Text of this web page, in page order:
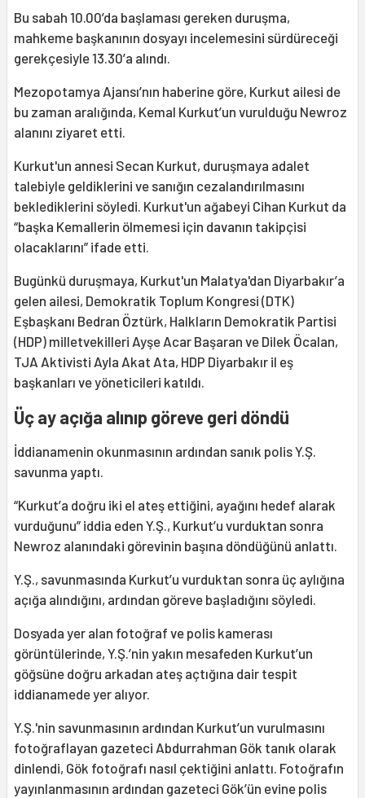
Bu sabah 10.00’da başlaması gereken duruşma,
mahkeme başkanının dosyayı incelemesini sürdüreceği
gerekçesiyle 13.30’a alındı.
Mezopotamya Ajansı’nın haberine göre, Kurkut ailesi de
bu zaman aralığında, Kemal Kurkut’un vurulduğu Newroz
alanını ziyaret etti.
Kurkut'un annesi Secan Kurkut, duruşmaya adalet
talebiyle geldiklerini ve sanığın cezalandırılmasını
beklediklerini söyledi. Kurkut'un ağabeyi Cihan Kurkut da
“başka Kemallerin ölmemesi için davanın takipçisi
olacaklarını” ifade etti.
Bugünkü duruşmaya, Kurkut'un Malatya'dan Diyarbakır’a
gelen ailesi, Demokratik Toplum Kongresi (DTK)
Eşbaşkanı Bedran Öztürk, Halkların Demokratik Partisi
(HDP) milletvekilleri Ayşe Acar Başaran ve Dilek Öcalan,
TJA Aktivisti Ayla Akat Ata, HDP Diyarbakır il eş
başkanları ve yöneticileri katıldı.
Üç ay açığa alınıp göreve geri döndü
İddianamenin okunmasının ardından sanık polis Y.Ş.
savunma yaptı.
“Kurkut’a doğru iki el ateş ettiğini, ayağını hedef alarak
vurduğunu” iddia eden Y.Ş., Kurkut’u vurduktan sonra
Newroz alanındaki görevinin başına döndüğünü anlattı.
Y.Ş., savunmasında Kurkut’u vurduktan sonra üç aylığına
açığa alındığını, ardından göreve başladığını söyledi.
Dosyada yer alan fotoğraf ve polis kamerası
görüntülerinde, Y.Ş.’nin yakın mesafeden Kurkut’un
göğsüne doğru arkadan ateş açtığına dair tespit
iddianamede yer alıyor.
Y.Ş.'nin savunmasının ardından Kurkut’un vurulmasını
fotoğraflayan gazeteci Abdurrahman Gök tanık olarak
dinlendi, Gök fotoğrafı nasıl çektiğini anlattı. Fotoğrafın
yayınlanmasının ardından gazeteci Gök’ün evine polis